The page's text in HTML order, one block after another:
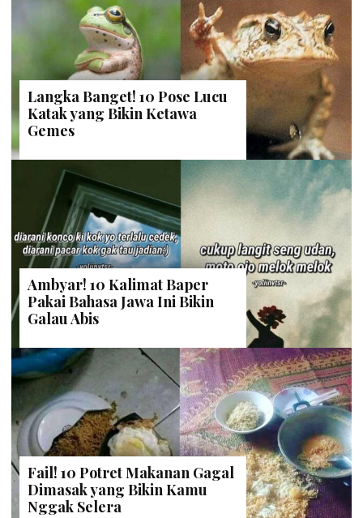
Langka Banget! 10 Pose Lucu
Katak yang Bikin Ketawa
Gemes
Ambyar! 10 Kalimat Baper
Pakai Bahasa Jawa Ini Bikin
Galau Abis
Fail! 10 Potret Makanan Gagal
Dimasak yang Bikin Kamu
Nggak Selera